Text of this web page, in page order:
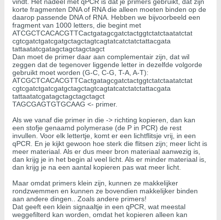
korte fragmenten DNA of RNA die alleen moeten binden op de
daarop passende DNA of RNA. Hebben we bijvoorbeeld een
fragment van 1000 letters, die begint met
ATCGCTCACACGTTCactgatagcgatctactggtctatctaatatctat
cgtcgatctgatcgatgctagctagtcagtatcatctatctattacgata
tattaatatcgatagctagctagctagct
Dan moet de primer daar aan complementair zijn, dat wil
zeggen dat de tegenover liggende letter in dezelfde volgorde
gebruikt moet worden (G-C, C-G, T-A, A-T):
ATCGCTCACACGTTCactgatagcgatctactggtctatctaatatctat
cgtcgatctgatcgatgctagctagtcagtatcatctatctattacgata
tattaatatcgatagctagctagctagct
TAGCGAGTGTGCAAG <- primer.
Als we vanaf die primer in die -> richting kopieren, dan kan
een stofje genaamd polymerase (de P in PCR) de rest
invullen. Voor elk lettertje, komt er een lichtflitsje vrij, in een
qPCR. En je kijkt gewoon hoe sterk die flitsen zijn; meer licht is
meer materiaal. Als er dus meer bron materiaal aanwezig is,
dan krijg je in het begin al veel licht. Als er minder materiaal is,
dan krijg je na een aantal kopieren pas wat meer licht.
Maar omdat primers klein zijn, kunnen ze makkelijker
rondzwemmen en kunnen ze bovendien makkelijker binden
aan andere dingen.. Zoals andere primers!
Dat geeft een klein signaaltje in een qPCR, wat meestal
weggefilterd kan worden, omdat het kopieren alleen kan